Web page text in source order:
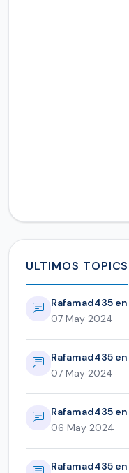
ULTIMOS TOPICS
Rafamad435
07 May 2024
Rafamad435
07 May 2024
Rafamad435
06 May 2024
Rafamad435